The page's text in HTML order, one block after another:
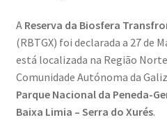
A Reserva da Biosfera
(RBTGX) foi declarada a 27 de
está localizada na Região
Comunidade Autónoma da
Parque Nacional da Peneda-
Baixa Limia – Serra do Xurés.